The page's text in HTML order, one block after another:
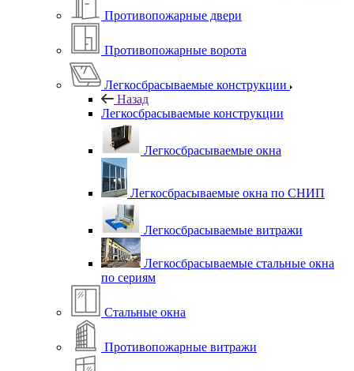
Противопожарные двери
Противопожарные ворота
Легкосбрасываемые конструкции
Назад
Легкосбрасываемые конструкции
Легкосбрасываемые окна
Легкосбрасываемые окна по СНИП
Легкосбрасываемые витражи
Легкосбрасываемые стальные окна
по сериям
Стальные окна
Противопожарные витражи